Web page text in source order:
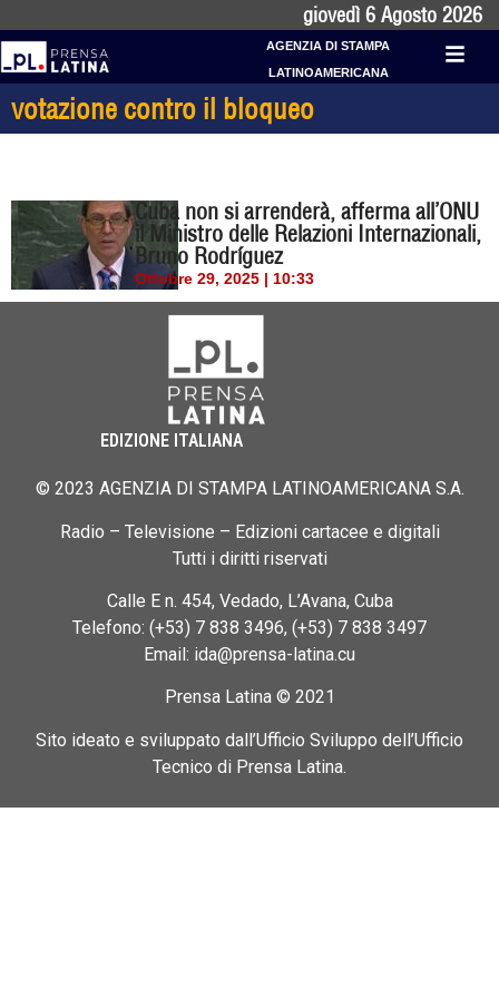
giovedì 6 Agosto 2026
AGENZIA DI STAMPA
LATINOAMERICANA
votazione contro il bloqueo
Cuba non si arrenderà, afferma all’ONU
il Ministro delle Relazioni Internazionali,
Bruno Rodríguez
Ottobre 29, 2025 | 10:33
EDIZIONE ITALIANA
© 2023 AGENZIA DI STAMPA LATINOAMERICANA S.A.
Radio – Televisione – Edizioni cartacee e digitali
Tutti i diritti riservati
Calle E n. 454, Vedado, L’Avana, Cuba
Telefono: (+53) 7 838 3496, (+53) 7 838 3497
Email: ida@prensa-latina.cu
Prensa Latina © 2021
Sito ideato e sviluppato dall’Ufficio Sviluppo dell’Ufficio
Tecnico di Prensa Latina.